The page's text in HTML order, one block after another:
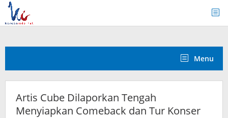
Skip
content
Menu
Artis Cube Dilaporkan Tengah
Menyiapkan Comeback dan Tur Konser